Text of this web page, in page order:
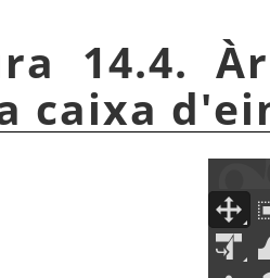
14.4.
caixa